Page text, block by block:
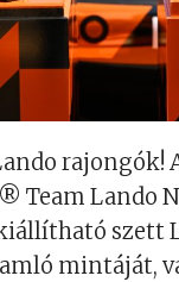
rajongók!
Team Lando
szett
mintáját,